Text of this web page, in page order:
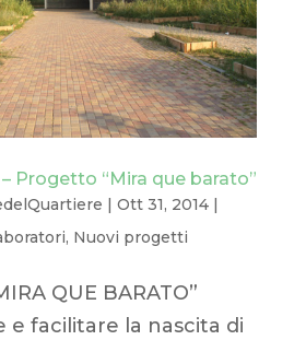
Progetto “Mira que barato”
Ott 31, 2014|
, Nuovi progetti
QUE BARATO”
e facilitare la nascita di